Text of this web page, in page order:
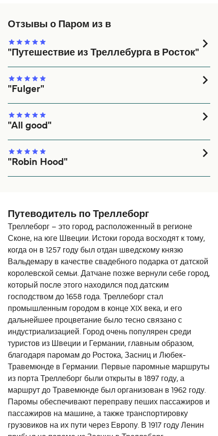
TT-Line
Отзывы о Паром из в
"Путешествие из Треллебурга в Росток"
Еда приличная. Народу не очень много
"Fulger"
"All good"
"Robin Hood"
Путеводитель по Треллеборг
Треллеборг – это город, расположенный в регионе
Сконе, на юге Швеции. Истоки города восходят к тому,
когда он в 1257 году был отдан шведскому князю
Вальдемару в качестве свадебного подарка от датской
королевской семьи. Датчане позже вернули себе город,
который после этого находился под датским
господством до 1658 года. Треллеборг стал
промышленным городом в конце XIX века, и его
дальнейшее процветание было тесно связано с
индустриализацией. Город очень популярен среди
туристов из Швеции и Германии, главным образом,
благодаря паромам до Ростока, Засниц и Любек-
Травемюнде в Германии. Первые паромные маршруты
из порта Треллеборг были открыты в 1897 году, а
маршрут до Травемюнде был организован в 1962 году.
Паромы обеспечивают переправу пеших пассажиров и
пассажиров на машине, а также транспортировку
грузовиков на их пути через Европу. В 1917 году Ленин